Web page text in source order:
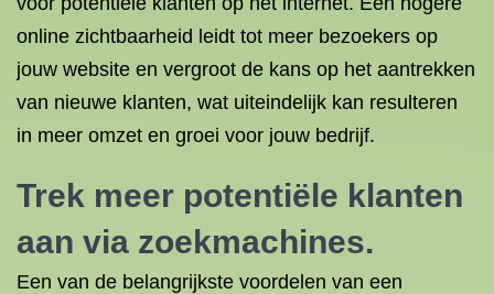
online zichtbaarheid leidt tot meer bezoekers op
jouw website en vergroot de kans op het aantrekken
van nieuwe klanten, wat uiteindelijk kan resulteren
in meer omzet en groei voor jouw bedrijf.
Trek meer potentiële klanten
aan via zoekmachines.
Een van de belangrijkste voordelen van een